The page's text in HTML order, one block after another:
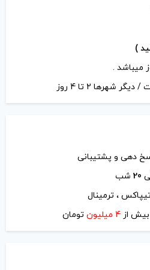
)
میباشد .
دهی و پشتیبانی
20 شب
، ترمینال
از 4 میلیون تومان